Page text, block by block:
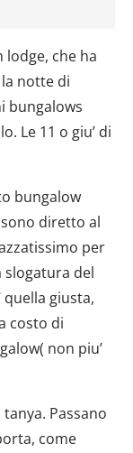
lodge, che ha
notte di
bungalows
Le 11 o giu’ di
bungalow
diretto al
per
slogatura del
giusta,
costo di
non piu’
Passano
come